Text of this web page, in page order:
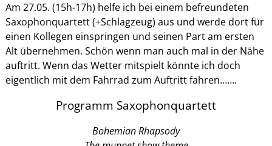
Am 27.05. (15h-17h) helfe ich bei einem befreundeten
Saxophonquartett (+Schlagzeug) aus und werde dort für
einen Kollegen einspringen und seinen Part am ersten
Alt übernehmen. Schön wenn man auch mal in der Nähe
auftritt. Wenn das Wetter mitspielt könnte ich doch
eigentlich mit dem Fahrrad zum Auftritt fahren…….
Programm Saxophonquartett
Bohemian Rhapsody